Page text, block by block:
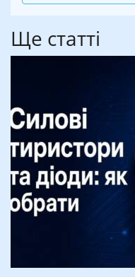
Ще статті